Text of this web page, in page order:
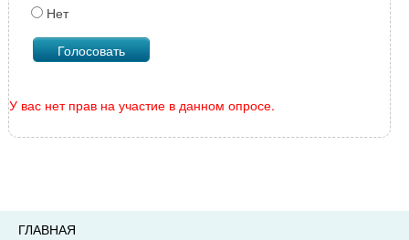
Нет
У вас нет прав на участие в данном опросе.
ГЛАВНАЯ